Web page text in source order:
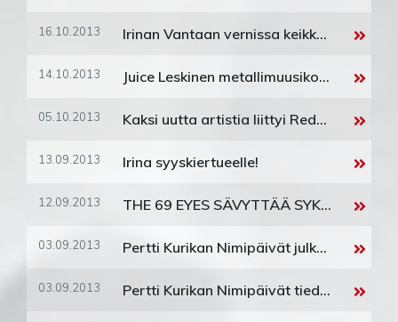
16.10.2013 Irinan Vantaan vernissa keikka on peruuntunut
14.10.2013 Juice Leskinen metallimuusikoiden käsittelyssä - Kuolemanlaaksolta uusi EP
05.10.2013 Kaksi uutta artistia liittyi RedBerg perheeseen!
13.09.2013 Irina syyskiertueelle!
12.09.2013 THE 69 EYES SÄVYTTÄÄ SYKSYÄ UUDELLA SINGLELLÄÄN
03.09.2013 Pertti Kurikan Nimipäivät julkaisee lavakartan!
03.09.2013 Pertti Kurikan Nimipäivät tiedottaa!